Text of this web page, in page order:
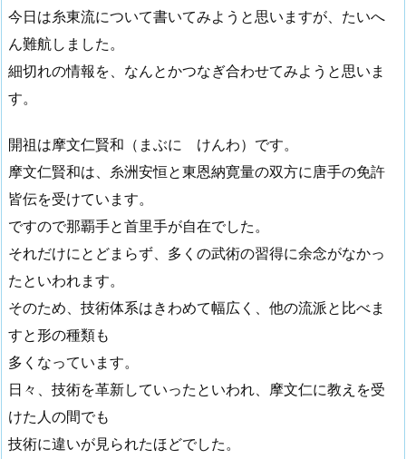
今日は糸東流について書いてみようと思いますが、たいへ
ん難航しました。
細切れの情報を、なんとかつなぎ合わせてみようと思いま
す。
開祖は摩文仁賢和（まぶに けんわ）です。
摩文仁賢和は、糸洲安恒と東恩納寛量の双方に唐手の免許
皆伝を受けています。
ですので那覇手と首里手が自在でした。
それだけにとどまらず、多くの武術の習得に余念がなかっ
たといわれます。
そのため、技術体系はきわめて幅広く、他の流派と比べま
すと形の種類も
多くなっています。
日々、技術を革新していったといわれ、摩文仁に教えを受
けた人の間でも
技術に違いが見られたほどでした。